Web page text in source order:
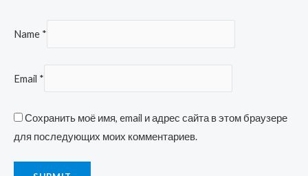
Name *
Email *
Сохранить моё имя, email и адрес сайта в этом браузере
для последующих моих комментариев.